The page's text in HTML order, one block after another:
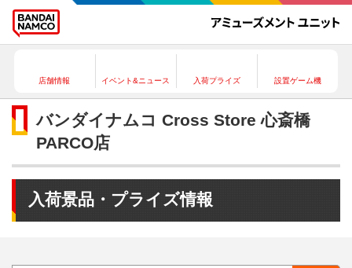
店舗情報 イベント&ニュース 入荷プライズ 設置ゲーム機
バンダイナムコ Cross Store 心斎橋
PARCO店
入荷景品・プライズ情報